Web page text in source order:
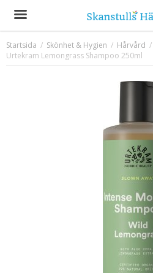
Produkten har blivit
Startsida / Skönhet & Hygien / Hårvård /
Urtekram Lemongrass Shampoo 250ml